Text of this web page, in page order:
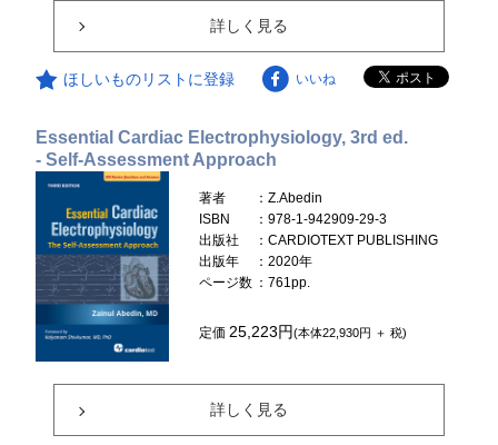
詳しく見る
ほしいものリストに登録 いいね
Essential Cardiac Electrophysiology, 3rd ed.
- Self-Assessment Approach
著者
：Z.Abedin
ISBN
：978-1-942909-29-3
出版社
：CARDIOTEXT PUBLISHING
出版年
：2020年
ページ数 ：761pp.
定価 25,223円(本体22,930円 ＋ 税)
詳しく見る